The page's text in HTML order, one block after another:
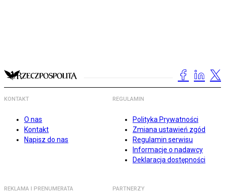
KONTAKT
O nas
Kontakt
Napisz do nas
REGULAMIN
Polityka Prywatności
Zmiana ustawień zgód
Regulamin serwisu
Informacje o nadawcy
Deklaracja dostępności
REKLAMA I PRENUMERATA PARTNERZY